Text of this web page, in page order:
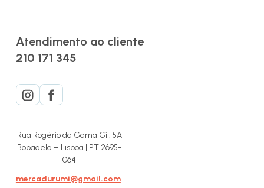
Atendimento ao cliente
210 171 345
Rua Rogério da Gama Gil, 5A
Bobadela – Lisboa | PT 2695-
064
mercadurumi@gmail.com